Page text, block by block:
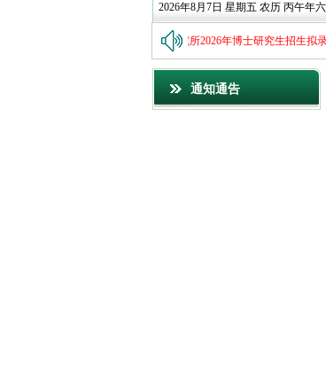
2026年8月7日 星期五 农历 丙午年
中国农业科学院兰州畜牧与兽药研究所2026年博士研究生招生拟录
通知通告